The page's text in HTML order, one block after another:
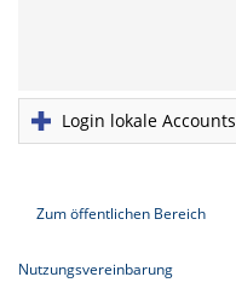
Login lokale Accounts
Zum öffentlichen Bereich
Nutzungsvereinbarung